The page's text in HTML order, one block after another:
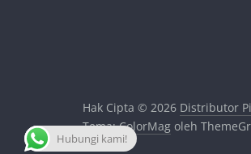
Hak Cipta © 2026 Distributor
Tema:ColorMag oleh
Hubungi kami!